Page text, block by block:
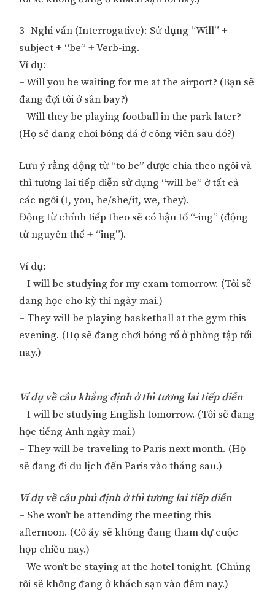
3- Nghi vấn (Interrogative): Sử dụng “Will” +
subject + “be” + Verb-ing.
Ví dụ:
– Will you be waiting for me at the airport? (Bạn sẽ
đang đợi tôi ở sân bay?)
– Will they be playing football in the park later?
(Họ sẽ đang chơi bóng đá ở công viên sau đó?)
Lưu ý rằng động từ “to be” được chia theo ngôi và
thì tương lai tiếp diễn sử dụng “will be” ở tất cả
các ngôi (I, you, he/she/it, we, they).
Động từ chính tiếp theo sẽ có hậu tố “-ing” (động
từ nguyên thể + “ing”).
Ví dụ:
– I will be studying for my exam tomorrow. (Tôi sẽ
đang học cho kỳ thi ngày mai.)
– They will be playing basketball at the gym this
evening. (Họ sẽ đang chơi bóng rổ ở phòng tập tối
nay.)
Ví dụ về câu khẳng định ở thì tương lai tiếp diễn
– I will be studying English tomorrow. (Tôi sẽ đang
học tiếng Anh ngày mai.)
– They will be traveling to Paris next month. (Họ
sẽ đang đi du lịch đến Paris vào tháng sau.)
Ví dụ về câu phủ định ở thì tương lai tiếp diễn
– She won’t be attending the meeting this
afternoon. (Cô ấy sẽ không đang tham dự cuộc
họp chiều nay.)
– We won’t be staying at the hotel tonight. (Chúng
tôi sẽ không đang ở khách sạn vào đêm nay.)